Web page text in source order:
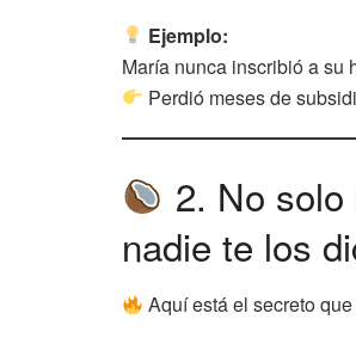
Ejemplo:
María nunca inscribió a su
Perdió meses de
2. No
nadie te los
Aquí está el secreto